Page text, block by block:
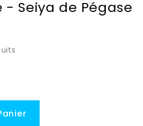
Seiya de Pégase